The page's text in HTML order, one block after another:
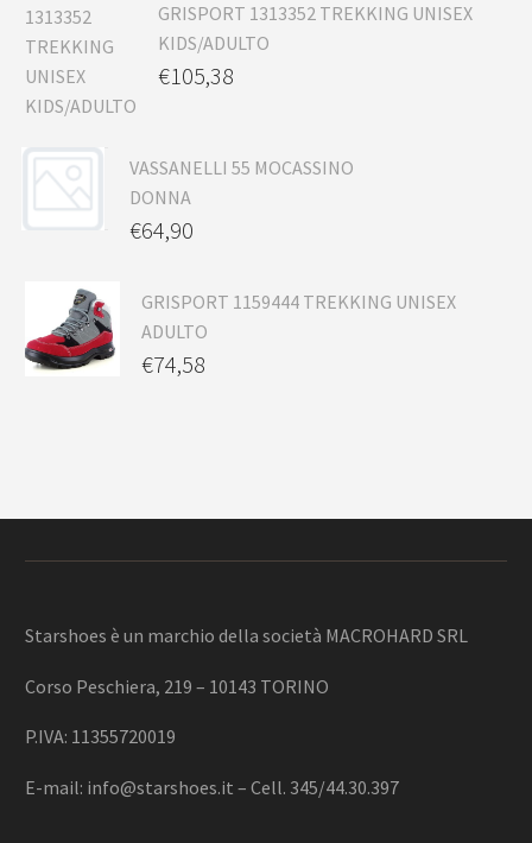
GRISPORT 1313352 TREKKING UNISEX
KIDS/ADULTO
€105,38
VASSANELLI 55 MOCASSINO
DONNA
€64,90
GRISPORT 1159444 TREKKING UNISEX
ADULTO
€74,58
Starshoes è un marchio della società MACROHARD SRL
Corso Peschiera, 219 – 10143 TORINO
P.IVA: 11355720019
E-mail: info@starshoes.it – Cell. 345/44.30.397